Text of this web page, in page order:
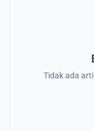
Tidak ada